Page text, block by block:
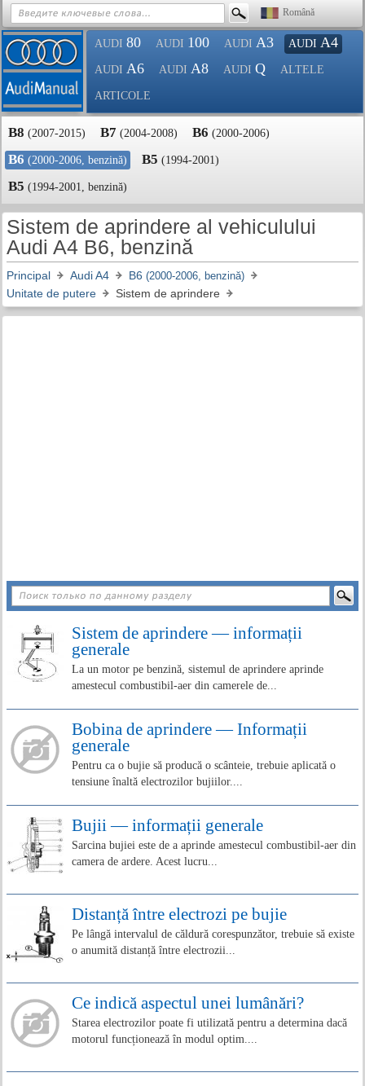
Română
AUDI 80 AUDI 100 AUDI A3 AUDI A4
AUDI A6 AUDI A8 AUDI Q ALTELE
ARTICOLE
B8 (2007-2015) B7 (2004-2008) B6 (2000-2006)
B6 (2000-2006, benzină) B5 (1994-2001)
B5 (1994-2001, benzină)
Sistem de aprindere al vehiculului
Audi A4 B6, benzină
Principal Audi A4 B6 (2000-2006, benzină)
Unitate de putere Sistem de aprindere
Sistem de aprindere — informații
generale
La un motor pe benzină, sistemul de aprindere aprinde
amestecul combustibil-aer din camerele de...
Bobina de aprindere — Informații
generale
Pentru ca o bujie să producă o scânteie, trebuie aplicată o
tensiune înaltă electrozilor bujiilor....
Bujii — informații generale
Sarcina bujiei este de a aprinde amestecul combustibil-aer din
camera de ardere. Acest lucru...
Distanță între electrozi pe bujie
Pe lângă intervalul de căldură corespunzător, trebuie să existe
o anumită distanță între electrozii...
Ce indică aspectul unei lumânări?
Starea electrozilor poate fi utilizată pentru a determina dacă
motorul funcționează în modul optim....